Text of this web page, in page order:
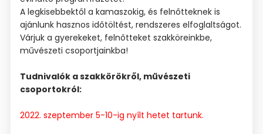
A legkisebbektől a kamaszokig, és felnőtteknek is
ajánlunk hasznos időtöltést, rendszeres elfoglaltságot.
Várjuk a gyerekeket, felnőtteket szakköreinkbe,
művészeti csoportjainkba!
Tudnivalók a szakkörökről, művészeti
csoportokról:
2022. szeptember 5-10-ig nyílt hetet tartunk.